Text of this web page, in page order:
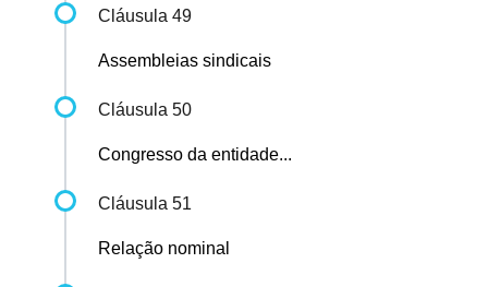
Cláusula 49
Assembleias sindicais
Cláusula 50
Congresso da entidade...
Cláusula 51
Relação nominal